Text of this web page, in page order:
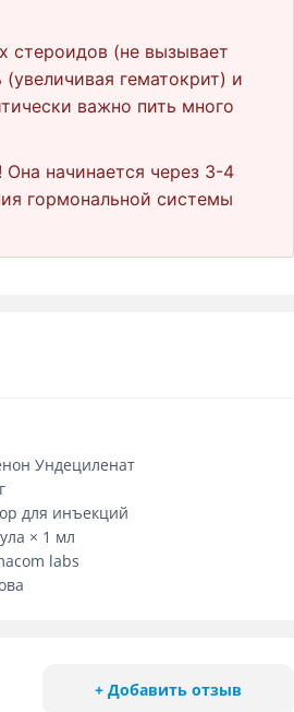
стероидов (не вызывает
гематокрит) и
важно пить много
начинается через 3-4
гормональной системы
Ундециленат
для инъекций
× 1 мл
labs
+ Добавить отзыв